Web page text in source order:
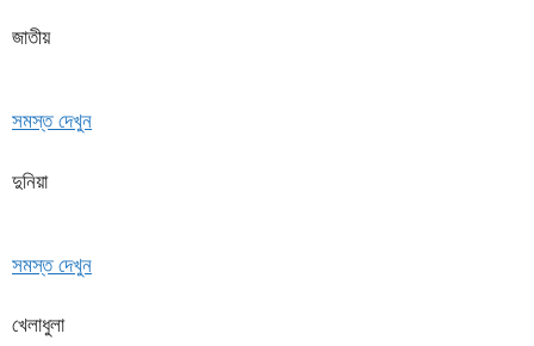
জাতীয়
সমস্ত দেখুন
দুনিয়া
সমস্ত দেখুন
খেলাধুলা